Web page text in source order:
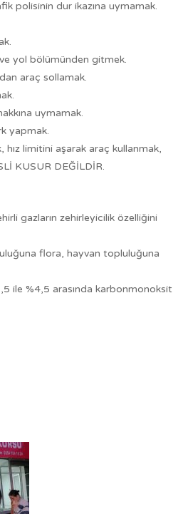
polisinin dur ikazına uymamak.
yol bölümünden gitmek.
araç sollamak.
uymamak.
yapmak.
hız limitini aşarak araç kullanmak,
KUSUR DEĞİLDİR.
gazların zehirleyicilik özelliğini
flora, hayvan topluluğuna
ile %4,5 arasında karbonmonoksit